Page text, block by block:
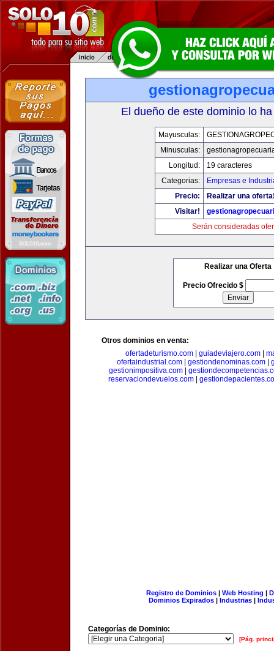
El dueño de este dominio lo
Mayusculas:
Minusculas:
Longitud:
19 caracteres
Categorias:
Empresas e
Precio:
Realizar una
Visitar!
Serán consideradas
Realizar una Oferta
Precio Ofrecido $
Otros dominios en venta:
ofertadeturismo.com| guiadeviajero.com|
ofertaindustrial.com| gestiondenominas.com|
gestionimpositiva.com
reservaciondevuelos.com
Registro de Dominios| Web Hosting |
Dominios Expirados | Industrias |
Categorías de Dominio:
[Pág.